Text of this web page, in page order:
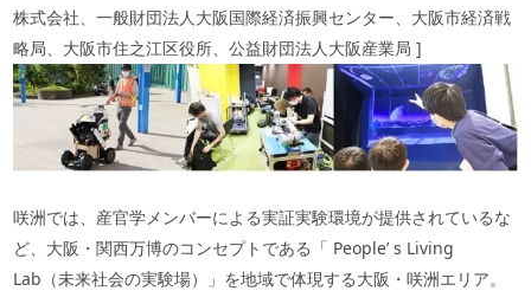
株式会社、一般財団法人大阪国際経済振興センター、大阪市経済戦
略局、大阪市住之江区役所、公益財団法人大阪産業局 ]
咲洲では、産官学メンバーによる実証実験環境が提供されているな
ど、大阪・関西万博のコンセプトである「 People’s Living
Lab （未来社会の実験場）」を地域で体現する大阪・咲洲エリア。